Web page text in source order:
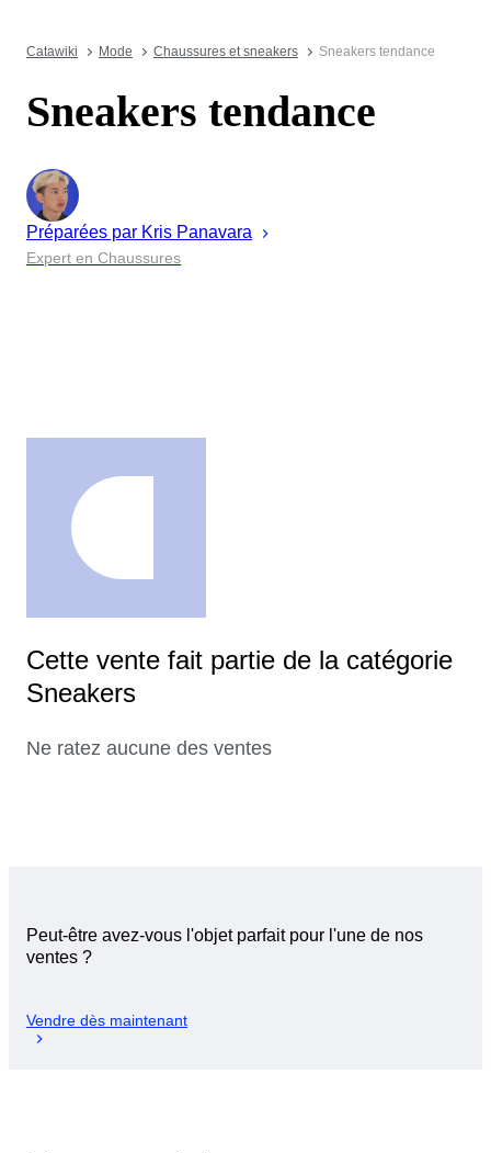
Catawiki Mode Chaussures et sneakers Sneakers tendance
Sneakers tendance
Préparées par Kris Panavara
Expert en Chaussures
Cette vente fait partie de la catégorie
Sneakers
Ne ratez aucune des ventes
Peut-être avez-vous l'objet parfait pour l'une de nos
ventes ?
Vendre dès maintenant